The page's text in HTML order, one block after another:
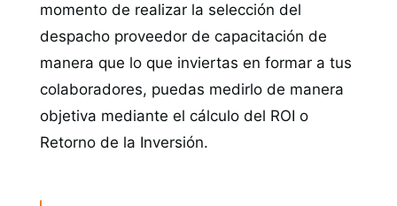
momento de realizar la selección del
despacho proveedor de capacitación de
manera que lo que inviertas en formar a tus
colaboradores, puedas medirlo de manera
objetiva mediante el cálculo del ROI o
Retorno de la Inversión.